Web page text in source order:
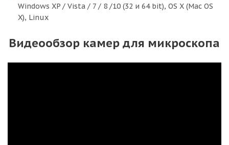
Windows XP / Vista / 7 / 8 /10 (32 и 64 bit), OS X (Mac OS
X), Linux
Видеообзор камер для микроскопа